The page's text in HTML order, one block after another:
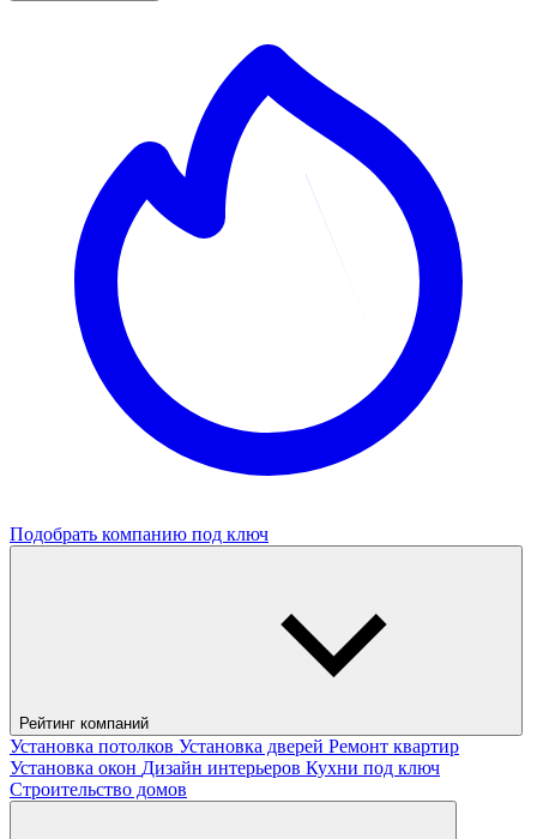
Подобрать компанию под ключ
Рейтинг компаний
Установка потолков Установка дверей Ремонт квартир
Установка окон Дизайн интерьеров Кухни под ключ
Строительство домов